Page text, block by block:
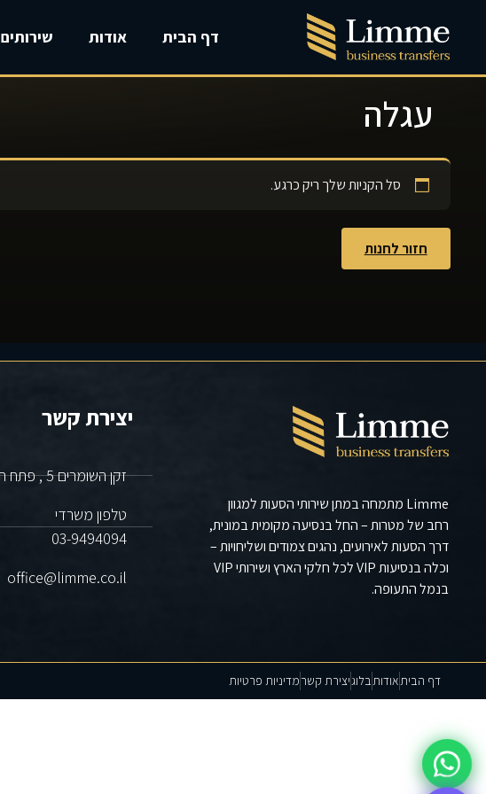
דף הבית אודות שירותים
עגלה
סל הקניות שלך ריק כרגע.
חזור לחנות
Limme מתמחה במתן שירותי הסעות למגוון
רחב של מטרות – החל בנסיעה מקומית במונית,
דרך הסעות לאירועים, נהגים צמודים ושליחויות –
וכלה בנסיעות VIP לכל חלקי הארץ ושירותי VIP
בנמל התעופה.
יצירת קשר
זקן השומרים 5 , פתח תקווה
טלפון משרדי
03-9494094⁩
office@limme.co.il
דף הביתאודותבלוגיצירת קשרמדיניות פרטיות